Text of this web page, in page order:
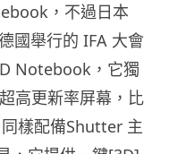
，不過日本
國舉行的 IFA 大會
Notebook，它獨
高更新率屏幕，比
樣配備Shutter 主